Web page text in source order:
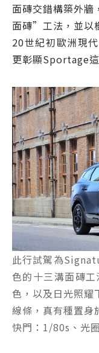
面磚交錯構築外
面磚”工法，並以
20世紀初歐洲現
更彰顯Sportage
此行試駕為
色的十三溝面磚
色，以及日光照耀
線條，真有種置身
快門：1/80s、光